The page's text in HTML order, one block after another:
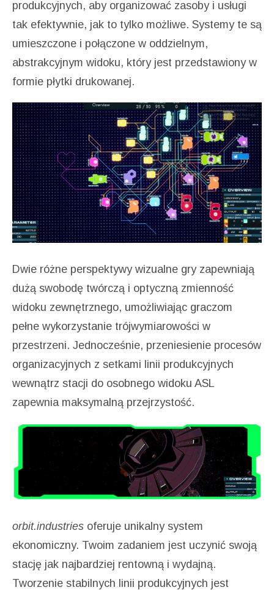
produkcyjnych, aby organizować zasoby i usługi
tak efektywnie, jak to tylko możliwe. Systemy te są
umieszczone i połączone w oddzielnym,
abstrakcyjnym widoku, który jest przedstawiony w
formie płytki drukowanej.
Dwie różne perspektywy wizualne gry zapewniają
dużą swobodę twórczą i optyczną zmienność
widoku zewnętrznego, umożliwiając graczom
pełne wykorzystanie trójwymiarowości w
przestrzeni. Jednocześnie, przeniesienie procesów
organizacyjnych z setkami linii produkcyjnych
wewnątrz stacji do osobnego widoku ASL
zapewnia maksymalną przejrzystość.
orbit.industries oferuje unikalny system
ekonomiczny. Twoim zadaniem jest uczynić swoją
stację jak najbardziej rentowną i wydajną.
Tworzenie stabilnych linii produkcyjnych jest